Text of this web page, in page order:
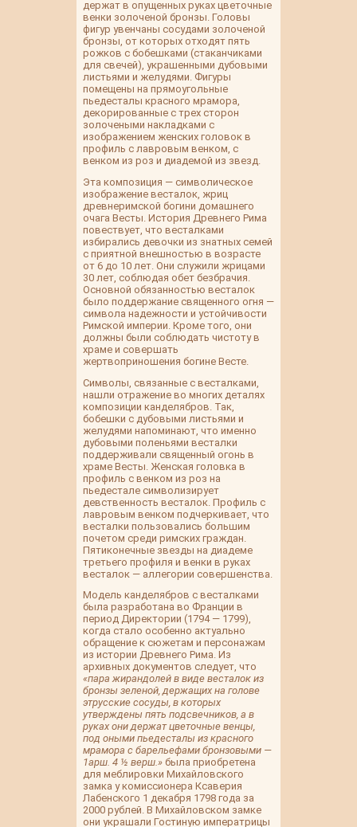
держат в опущенных руках цветочные
венки золоченой бронзы. Головы
фигур увенчаны сосудами золоченой
бронзы, от которых отходят пять
рожков с бобешками (стаканчиками
для свечей), украшенными дубовыми
листьями и желудями. Фигуры
помещены на прямоугольные
пьедесталы красного мрамора,
декорированные с трех сторон
золочеными накладками с
изображением женских головок в
профиль с лавровым венком, с
венком из роз и диадемой из звезд.
Эта композиция — символическое
изображение весталок, жриц
древнеримской богини домашнего
очага Весты. История Древнего Рима
повествует, что весталками
избирались девочки из знатных семей
с приятной внешностью в возрасте
от 6 до 10 лет. Они служили жрицами
30 лет, соблюдая обет безбрачия.
Основной обязанностью весталок
было поддержание священного огня —
символа надежности и устойчивости
Римской империи. Кроме того, они
должны были соблюдать чистоту в
храме и совершать
жертвоприношения богине Весте.
Символы, связанные с весталками,
нашли отражение во многих деталях
композиции канделябров. Так,
бобешки с дубовыми листьями и
желудями напоминают, что именно
дубовыми поленьями весталки
поддерживали священный огонь в
храме Весты. Женская головка в
профиль с венком из роз на
пьедестале символизирует
девственность весталок. Профиль с
лавровым венком подчеркивает, что
весталки пользовались большим
почетом среди римских граждан.
Пятиконечные звезды на диадеме
третьего профиля и венки в руках
весталок — аллегории совершенства.
Модель канделябров с весталками
была разработана во Франции в
период Директории (1794 — 1799),
когда стало особенно актуально
обращение к сюжетам и персонажам
из истории Древнего Рима. Из
архивных документов следует, что
«пара жирандолей в виде весталок из
бронзы зеленой, держащих на голове
этрусские сосуды, в которых
утверждены пять подсвечников, а в
руках они держат цветочные венцы,
под оными пьедесталы из красного
мрамора с барельефами бронзовыми —
1арш. 4 ½ верш.» была приобретена
для меблировки Михайловского
замка у комиссионера Ксаверия
Лабенского 1 декабря 1798 года за
2000 рублей. В Михайловском замке
они украшали Гостиную императрицы